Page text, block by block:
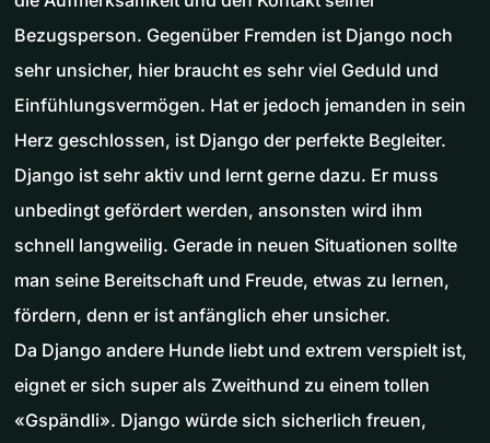
Bezugsperson. Gegenüber Fremden ist Django noch
sehr unsicher, hier braucht es sehr viel Geduld und
Einfühlungsvermögen. Hat er jedoch jemanden in sein
Herz geschlossen, ist Django der perfekte Begleiter.
Django ist sehr aktiv und lernt gerne dazu. Er muss
unbedingt gefördert werden, ansonsten wird ihm
schnell langweilig. Gerade in neuen Situationen sollte
man seine Bereitschaft und Freude, etwas zu lernen,
fördern, denn er ist anfänglich eher unsicher.
Da Django andere Hunde liebt und extrem verspielt ist,
eignet er sich super als Zweithund zu einem tollen
«Gspändli». Django würde sich sicherlich freuen,